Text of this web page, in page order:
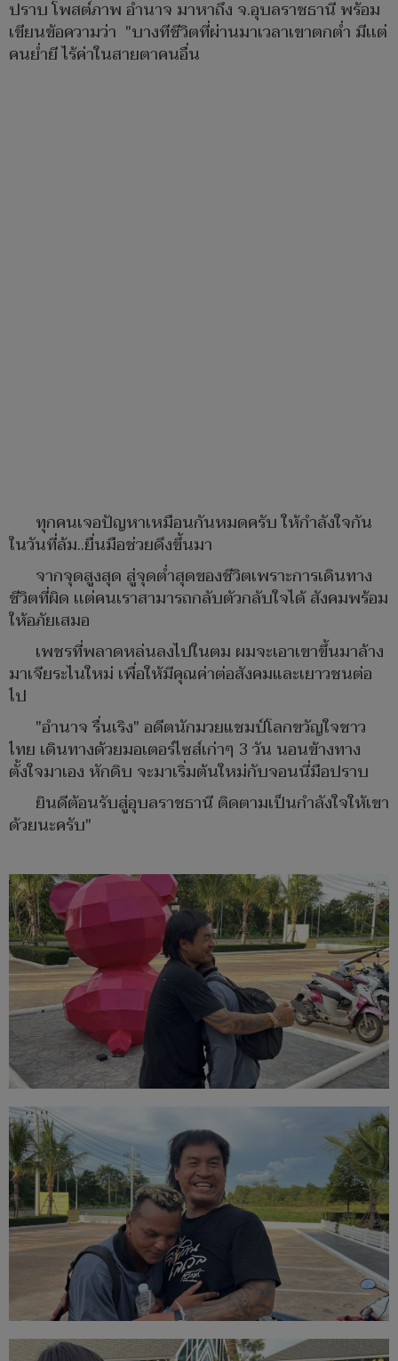
ปราบ โพสต์ภาพ อำนาจ มาหาถึง จ.อุบลราชธานี พร้อม
เขียนข้อความว่า "บางทีชีวิตที่ผ่านมาเวลาเขาตกต่ำ มีเเต่
คนย่ำยี ไร้ค่าในสายตาคนอื่น
ทุกคนเจอปัญหาเหมือนกันหมดครับ ให้กำลังใจกัน
ในวันที่ล้ม..ยื่นมือช่วยดึงขึ้นมา
จากจุดสูงสุด สู่จุดต่ำสุดของชีวิตเพราะการเดินทาง
ชีวิตที่ผิด เเต่คนเราสามารถกลับตัวกลับใจได้ สังคมพร้อม
ให้อภัยเสมอ
เพชรที่พลาดหล่นลงไปในตม ผมจะเอาเขาขึ้นมาล้าง
มาเจียระไนใหม่ เพื่อให้มีคุณค่าต่อสังคมและเยาวชนต่อ
ไป
"อำนาจ รื่นเริง" อดีตนักมวยแชมป์โลกขวัญใจชาว
ไทย เดินทางด้วยมอเตอร์ไซส์เก่าๆ 3 วัน นอนข้างทาง
ตั้งใจมาเอง หักดิบ จะมาเริ่มต้นใหม่กับจอนนี่มือปราบ
ยินดีต้อนรับสู่อุบลราชธานี ติดตามเป็นกำลังใจให้เขา
ด้วยนะครับ"